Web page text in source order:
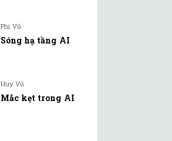
Phi Vũ
Sóng hạ tầng AI
Huy Vũ
Mắc kẹt trong AI